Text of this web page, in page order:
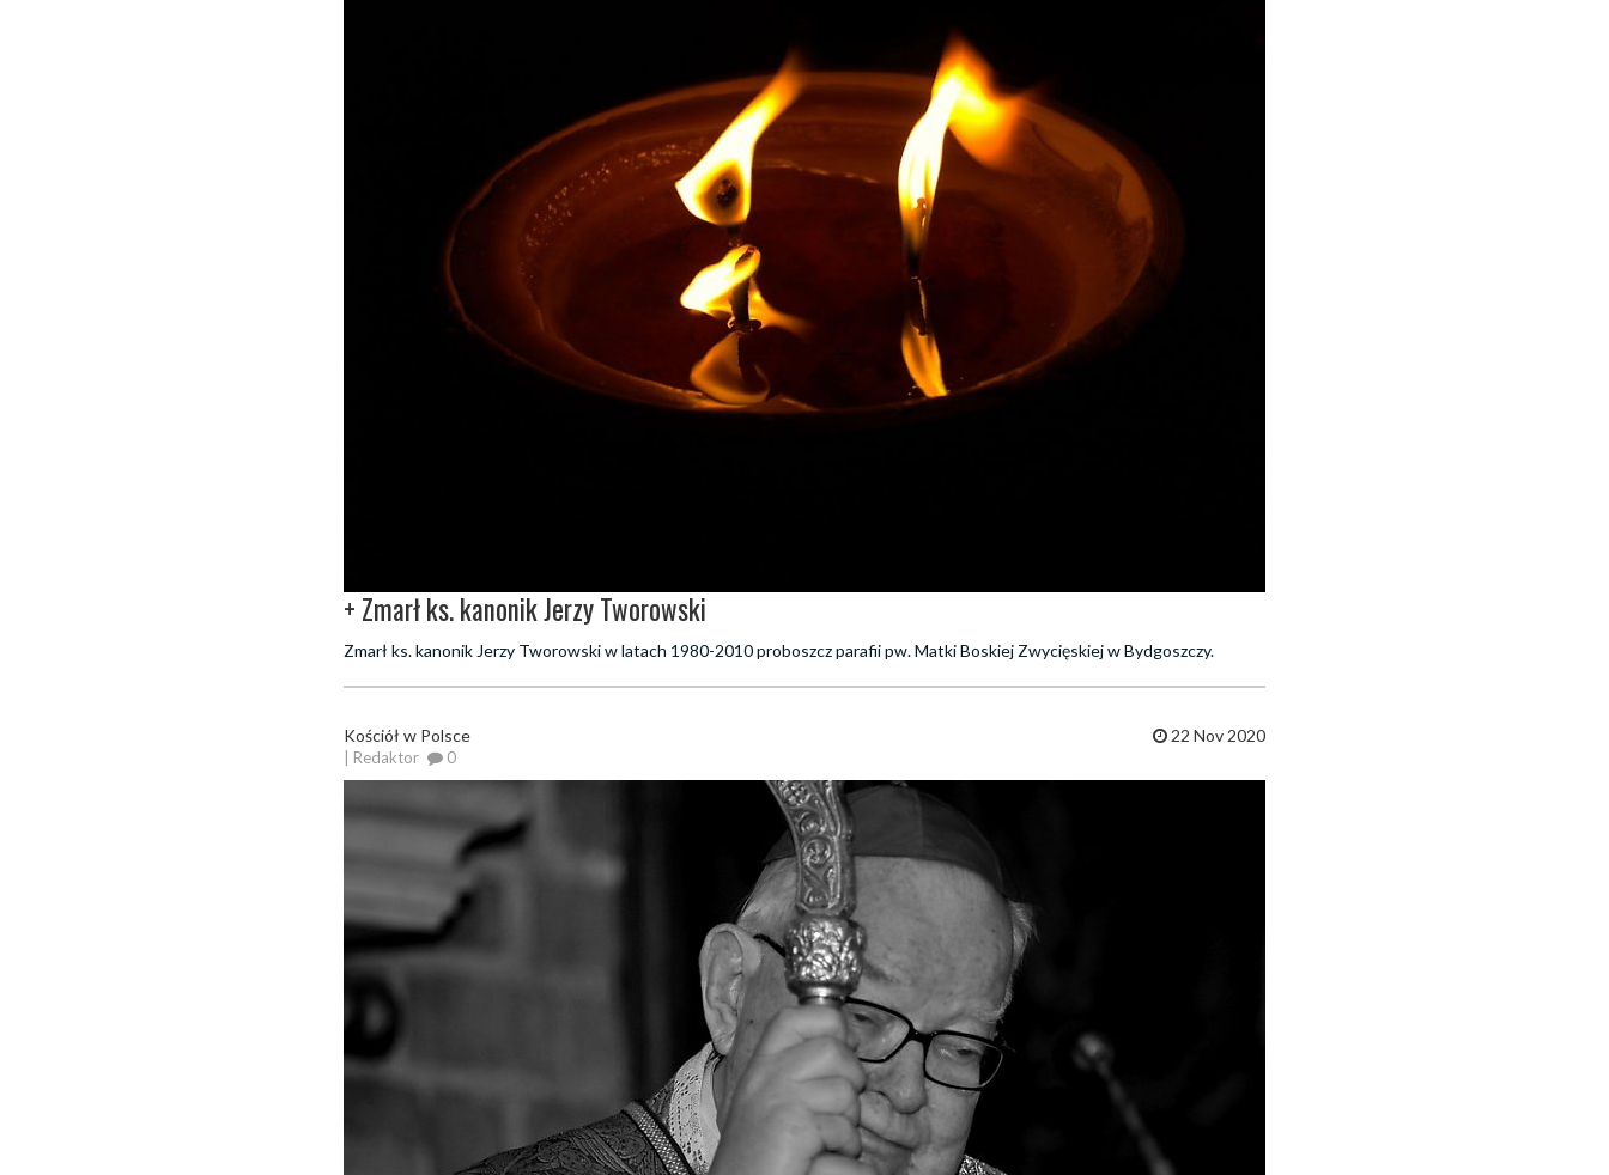
+ Zmarł ks. kanonik Jerzy Tworowski
Zmarł ks. kanonik Jerzy Tworowski w latach 1980-2010 proboszcz parafii pw. Matki Boskiej Zwycięskiej w Bydgoszczy.
Kościół w Polsce
| Redaktor 0
22 Nov 2020